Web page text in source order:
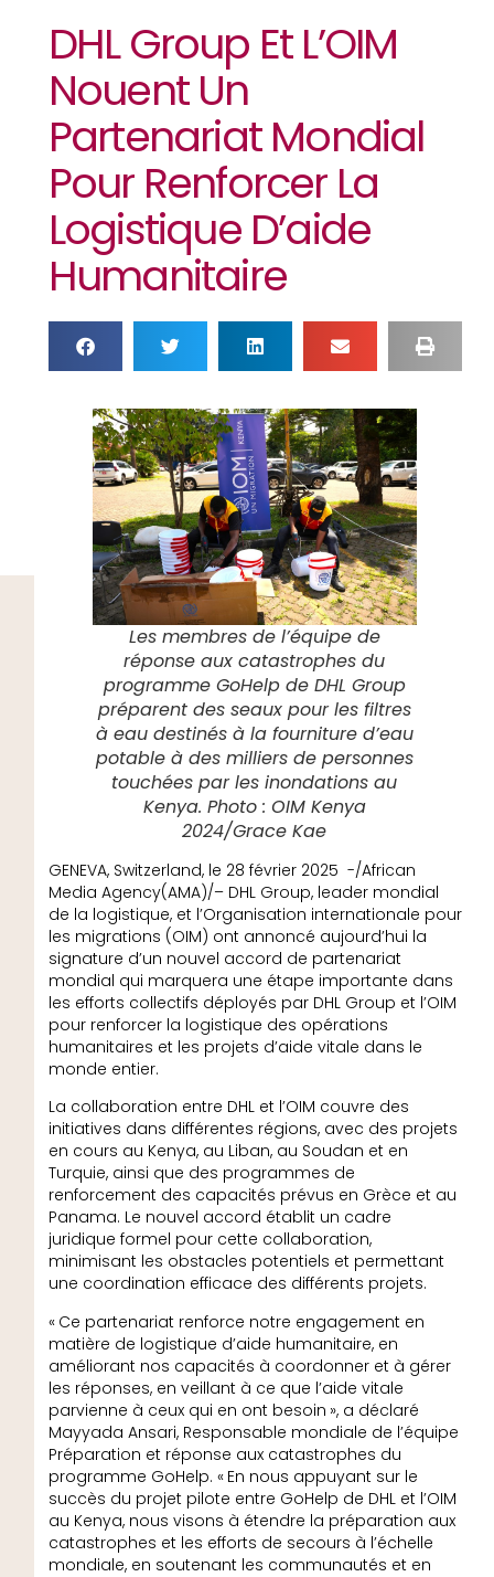
DHL Group Et L’OIM
Nouent Un
Partenariat Mondial
Pour Renforcer La
Logistique D’aide
Humanitaire
Les membres de l’équipe de
réponse aux catastrophes du
programme GoHelp de DHL Group
préparent des seaux pour les filtres
à eau destinés à la fourniture d’eau
potable à des milliers de personnes
touchées par les inondations au
Kenya. Photo : OIM Kenya
2024/Grace Kae
GENEVA, Switzerland, le 28 février 2025 -/African
Media Agency(AMA)/– DHL Group, leader mondial
de la logistique, et l’Organisation internationale pour
les migrations (OIM) ont annoncé aujourd’hui la
signature d’un nouvel accord de partenariat
mondial qui marquera une étape importante dans
les efforts collectifs déployés par DHL Group et l’OIM
pour renforcer la logistique des opérations
humanitaires et les projets d’aide vitale dans le
monde entier.
La collaboration entre DHL et l’OIM couvre des
initiatives dans différentes régions, avec des projets
en cours au Kenya, au Liban, au Soudan et en
Turquie, ainsi que des programmes de
renforcement des capacités prévus en Grèce et au
Panama. Le nouvel accord établit un cadre
juridique formel pour cette collaboration,
minimisant les obstacles potentiels et permettant
une coordination efficace des différents projets.
« Ce partenariat renforce notre engagement en
matière de logistique d’aide humanitaire, en
améliorant nos capacités à coordonner et à gérer
les réponses, en veillant à ce que l’aide vitale
parvienne à ceux qui en ont besoin », a déclaré
Mayyada Ansari, Responsable mondiale de l’équipe
Préparation et réponse aux catastrophes du
programme GoHelp. « En nous appuyant sur le
succès du projet pilote entre GoHelp de DHL et l’OIM
au Kenya, nous visons à étendre la préparation aux
catastrophes et les efforts de secours à l’échelle
mondiale, en soutenant les communautés et en